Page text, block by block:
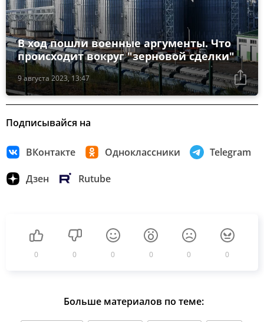
9 августа 2023, 13:47
В ход пошли военные аргументы. Что
происходит вокруг "зерновой сделки"
Подписывайся на
ВКонтакте Одноклассники Telegram
Дзен Rutube
0 0 0 0 0 0
Больше материалов по теме: